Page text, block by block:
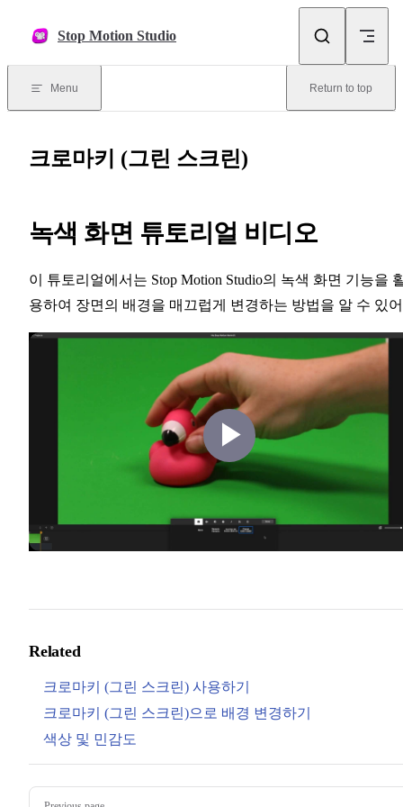
Stop Motion Studio
Menu Return to top
크로마키 (그린 스크린)
녹색 화면 튜토리얼 비디오
이 튜토리얼에서는 Stop Motion Studio의 녹색 화면 기능을
용하여 장면의 배경을 매끄럽게 변경하는 방법을 알 수 있
Play
Video
Related
크로마키 (그린 스크린) 사용하기
크로마키 (그린 스크린)으로 배경 변경하기
색상 및 민감도
Pager